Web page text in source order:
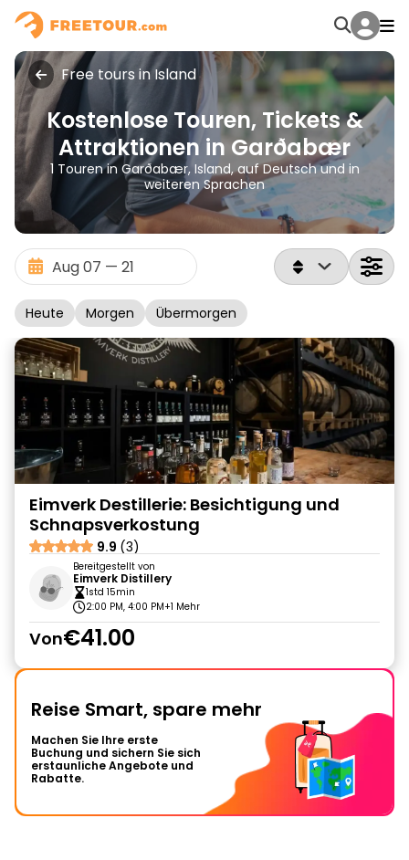
Free tours in Island
Kostenlose Touren, Tickets &
Attraktionen in Garðabær
1 Touren in Garðabær, Island, auf Deutsch und in
weiteren Sprachen
Heute Morgen Übermorgen
Eimverk Destillerie: Besichtigung und
Schnapsverkostung
9.9 (3)
Bereitgestellt von
Eimverk Distillery
1std 15min
2:00 PM, 4:00 PM+1 Mehr
Von€41.00
Reise Smart, spare mehr
Machen Sie Ihre erste
Buchung und sichern Sie sich
erstaunliche Angebote und
Rabatte.